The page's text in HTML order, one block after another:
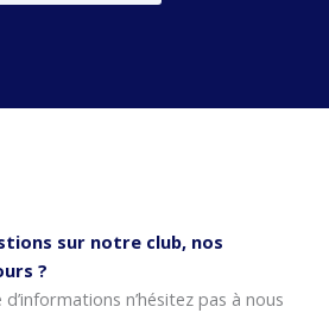
sur notre club, nos
?
n’hésitez pas à nous